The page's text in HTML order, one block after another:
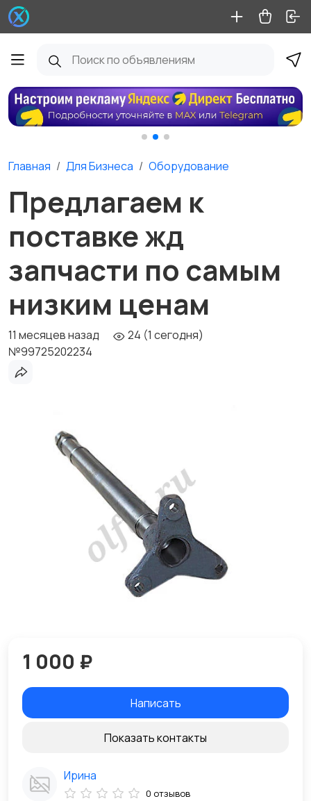
Главная Для Бизнеса Оборудование
Предлагаем к
поставке жд
запчасти по самым
низким ценам
11 месяцев назад
24 (1 сегодня)
№99725202234
1 000 ₽
Написать
Показать контакты
Ирина
0 отзывов